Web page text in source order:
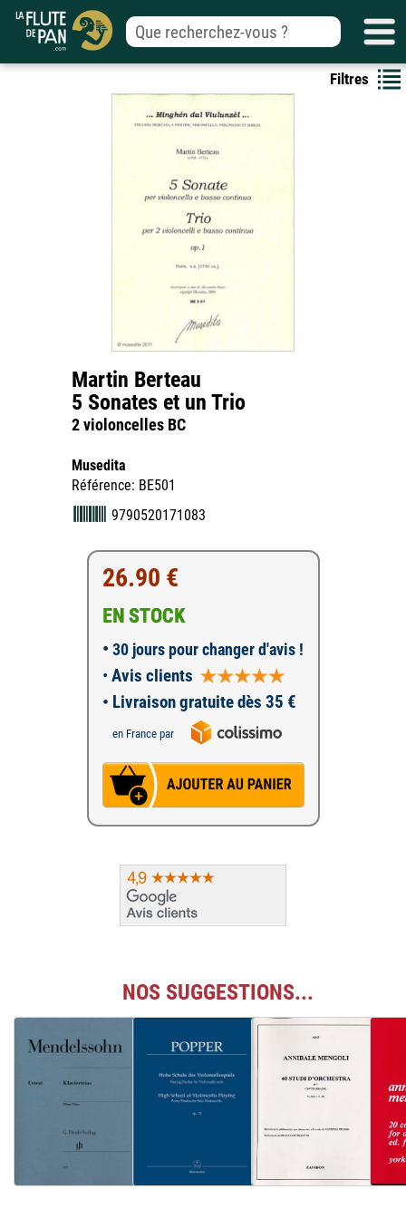
Filtres
Martin Berteau
5 Sonates et un Trio
2 violoncelles BC
Musedita
Référence: BE501
9790520171083
26.90 €
EN STOCK
• 30 jours pour changer d'avis !
• Avis clients
• Livraison gratuite dès 35 €
en France par
NOS SUGGESTIONS...